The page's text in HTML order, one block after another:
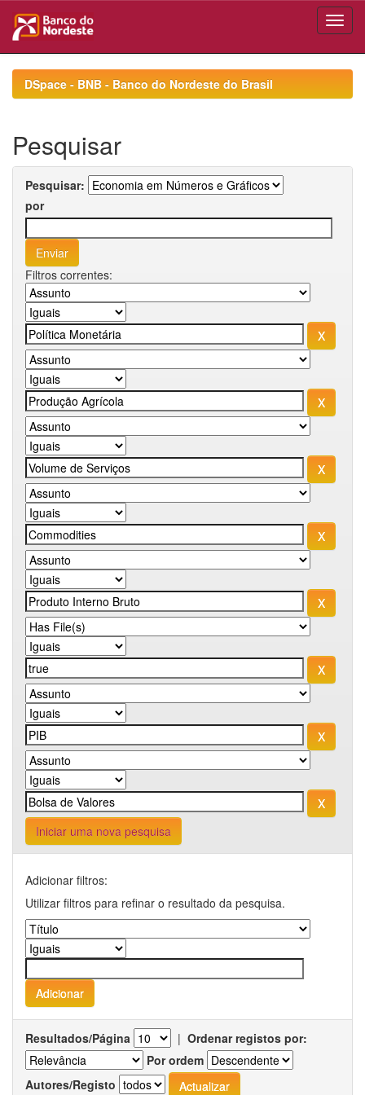
navigationDSpace - BNB - Banco do Nordeste do Brasil
Pesquisar
Pesquisar:
por
Filtros correntes:
Iniciar uma nova pesquisa
Adicionar filtros:
Utilizar filtros para refinar o resultado da pesquisa.
Resultados/Página | Ordenar registos por:
Por ordem
Autores/Registo